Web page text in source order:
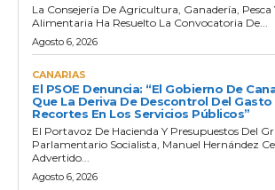
La Consejería De Agricultura, Ganadería, Pesca
Alimentaria Ha Resuelto La Convocatoria De...
Agosto 6, 2026
CANARIAS
El PSOE Denuncia: “El Gobierno De
Que La Deriva De Descontrol Del Gasto
Recortes En Los Servicios Públicos”
El Portavoz De Hacienda Y Presupuestos Del
Parlamentario Socialista, Manuel Hernández
Advertido...
Agosto 6, 2026